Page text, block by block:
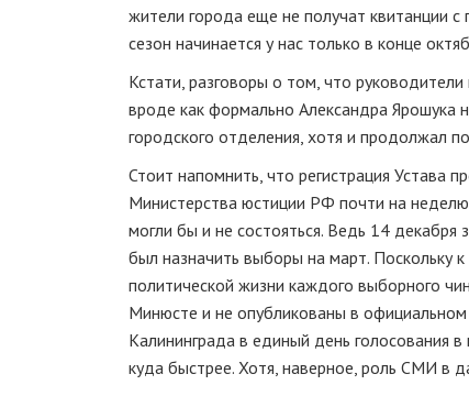
жители города еще не получат квитанции
сезон начинается у нас только в конце
Кстати, разговоры о том, что
вроде как формально Александра Ярошука
городского отделения, хотя и продолжал
Стоит напомнить, что регистрация Устава
Министерства юстиции РФ почти на
могли бы и не состояться. Ведь 14 декабря
был назначить выборы на март. Поскольку
политической жизни каждого выборного
Минюсте и не опубликованы в
Калининграда в единый день голосования
куда быстрее. Хотя, наверное, роль СМИ в